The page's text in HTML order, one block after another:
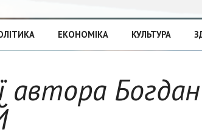
ЕКОНОМІКА КУЛЬТУРА
автора Богдан